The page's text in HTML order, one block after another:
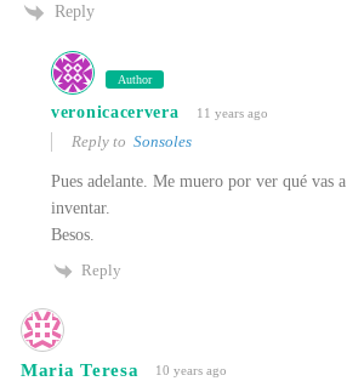
Reply
Author
veronicacervera 11 years ago
Reply toSonsoles
Pues adelante. Me muero por ver qué vas a
inventar.
Besos.
Reply
Maria Teresa 10 years ago